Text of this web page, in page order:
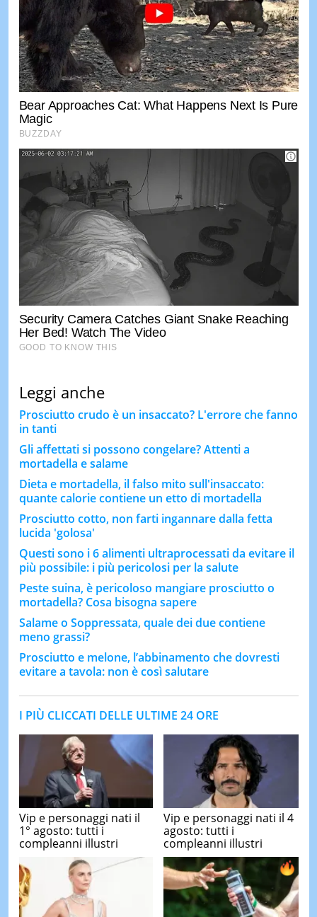
Leggi anche
Prosciutto crudo è un insaccato? L'errore che fanno
in tanti
Gli affettati si possono congelare? Attenti a
mortadella e salame
Dieta e mortadella, il falso mito sull'insaccato:
quante calorie contiene un etto di mortadella
Prosciutto cotto, non farti ingannare dalla fetta
lucida 'golosa'
Questi sono i 6 alimenti ultraprocessati da evitare il
più possibile: i più pericolosi per la salute
Peste suina, è pericoloso mangiare prosciutto o
mortadella? Cosa bisogna sapere
Salame o Soppressata, quale dei due contiene
meno grassi?
Prosciutto e melone, l’abbinamento che dovresti
evitare a tavola: non è così salutare
I PIÙ CLICCATI DELLE ULTIME 24 ORE
Vip e personaggi nati il
1° agosto: tutti i
compleanni illustri
Vip e personaggi nati il 4
agosto: tutti i
compleanni illustri